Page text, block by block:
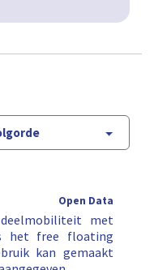
Open Data
met
het free floating
kan gemaakt